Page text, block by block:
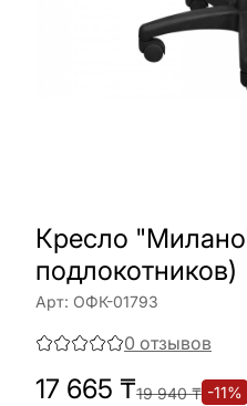
Кресло
подлокотников)
Арт: ОФК-01793
0 отзывов
17 665 ₸19 940₸ -11%